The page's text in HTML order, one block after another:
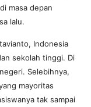
masa depan
lalu.
Indonesia
sekolah tinggi. Di
Selebihnya,
mayoritas
tak sampai